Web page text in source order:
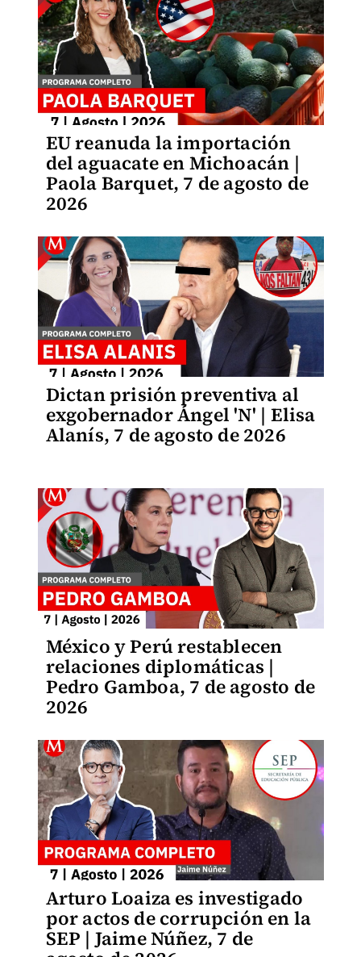
EU reanuda la importación
del aguacate en Michoacán |
Paola Barquet, 7 de agosto de
2026
Dictan prisión preventiva al
exgobernador Ángel 'N' | Elisa
Alanís, 7 de agosto de 2026
México y Perú restablecen
relaciones diplomáticas |
Pedro Gamboa, 7 de agosto de
2026
Arturo Loaiza es investigado
por actos de corrupción en la
SEP | Jaime Núñez, 7 de